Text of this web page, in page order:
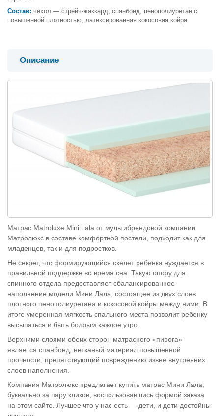
Состав: чехол — стрейч-жаккард, спанбонд, пенополиуретан с
повышенной плотностью, латексированная кокосовая койра.
Описание
Матрас Matroluxe Mini Lala от мультибрендовой компании
Матролюкс в составе комфортной постели, подходит как для
младенцев, так и для подростков.
Не секрет, что формирующийся скелет ребенка нуждается в
правильной поддержке во время сна. Такую опору для
спинного отдела предоставляет сбалансированное
наполнение модели Мини Лала, состоящее из двух слоев
плотного пенополиуретана и кокосовой койры между ними. В
итоге умеренная мягкость спального места позволит ребенку
высыпаться и быть бодрым каждое утро.
Верхними слоями обеих сторон матрасного «пирога»
является спанбонд, нетканый материал повышенной
прочности, препятствующий повреждению извне внутренних
слоев наполнения.
Компания Матролюкс предлагает купить матрас Мини Лала,
буквально за пару кликов, воспользовавшись формой заказа
на этом сайте. Лучшее что у нас есть — дети, и дети достойны